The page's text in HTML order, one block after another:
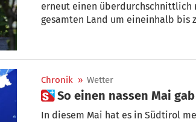
erneut einen überdurchschnittlich
gesamten Land um eineinhalb bis
Chronik » Wetter
 So einen nassen Mai
In diesem Mai hat es in Südtirol